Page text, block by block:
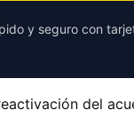
y seguro con
del